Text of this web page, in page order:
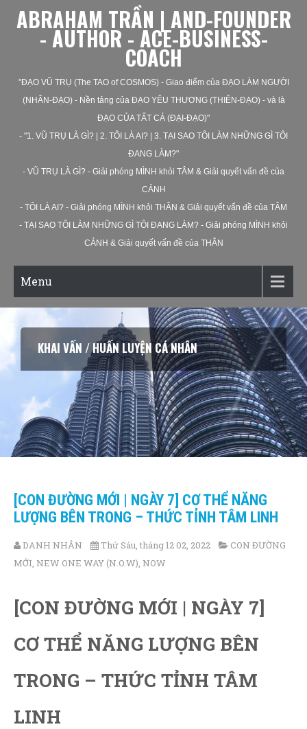
ABRAHAM TRẦN | AND-FOUNDER
- AUTHOR - ACE-BUSINESS-
COACH
"ĐẠO VŨ TRỤ (The TAO of COSMOS) - Giao điểm của ĐẠO LÀM NGƯỜI
(NHÂN-ĐẠO) - Nền tảng của ĐẠO YÊU THƯƠNG (THIÊN-ĐẠO) - và là
ĐẠO CỦA TẤT CẢ (ĐẠI-ĐẠO)"
- "1. VŨ TRỤ LÀ GÌ? | 2. TÔI LÀ AI? | 3. TẠI SAO TÔI LÀM NHỮNG GÌ TÔI
ĐANG LÀM?"
- VŨ TRỤ LÀ GÌ? - Giải phóng MÌNH khỏi TÂM & Giải quyết vấn đề của
CẢNH
- TÔI LÀ AI? - Giải phóng MÌNH khỏi THÂN & Giải quyết vấn đề của TÂM
- TẠI SAO TÔI LÀM NHỮNG GÌ TÔI ĐANG LÀM? - Giải phóng MÌNH khỏi
CẢNH & Giải quyết vấn đề của THÂN
Menu
KHAI VẤN / HUẤN LUYỆN CÁ NHÂN
[CON ĐƯỜNG MỚI | NGÀY 7] CƠ THỂ NĂNG
LƯỢNG BÊN TRONG – THỨC TỈNH TÂM LINH
DANH NHÂN Thứ Sáu, tháng 12 02, 2022
CON ĐƯỜNG
MỚI, NEW ONE WAY (N.O.W), NOW
[CON ĐƯỜNG MỚI | NGÀY 7]
CƠ THỂ NĂNG LƯỢNG BÊN
TRONG – THỨC TỈNH TÂM
LINH